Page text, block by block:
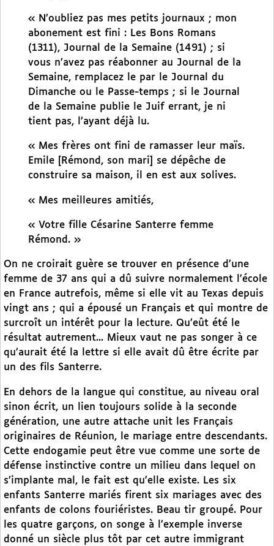
« N’oubliez pas mes petits journaux ; mon
abonement est fini : Les Bons Romans
(1311), Journal de la Semaine (1491) ; si
vous n’avez pas réabonner au Journal de la
Semaine, remplacez le par le Journal du
Dimanche ou le Passe-temps ; si le Journal
de la Semaine publie le Juif errant, je ni
tient pas, l’ayant déjà lu.
« Mes frères ont fini de ramasser leur maïs.
Emile [Rémond, son mari] se dépêche de
construire sa maison, il en est aux solives.
« Mes meilleures amitiés,
« Votre fille Césarine Santerre femme
Rémond. »
On ne croirait guère se trouver en présence d’une
femme de 37 ans qui a dû suivre normalement l’école
en France autrefois, même si elle vit au Texas depuis
vingt ans ; qui a épousé un Français et qui montre de
surcroît un intérêt pour la lecture. Qu’eût été le
résultat autrement... Mieux vaut ne pas songer à ce
qu’aurait été la lettre si elle avait dû être écrite par
un des fils Santerre.
En dehors de la langue qui constitue, au niveau oral
sinon écrit, un lien toujours solide à la seconde
génération, une autre attache unit les Français
originaires de Réunion, le mariage entre descendants.
Cette endogamie peut être vue comme une sorte de
défense instinctive contre un milieu dans lequel on
s’implante mal, le fait est qu’elle existe. Les six
enfants Santerre mariés firent six mariages avec des
enfants de colons fouriéristes. Beau tir groupé. Pour
les quatre garçons, on songe à l’exemple inverse
donné un siècle plus tôt par cet autre immigrant